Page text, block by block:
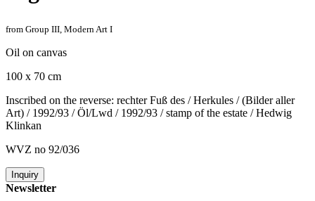
from Group III, Modern Art I
Oil on canvas
100 x 70 cm
Inscribed on the reverse: rechter Fuß des / Herkules / (Bilder aller
Art) / 1992/93 / Öl/Lwd / 1992/93 / stamp of the estate / Hedwig
Klinkan
WVZ no 92/036
Inquiry
Newsletter